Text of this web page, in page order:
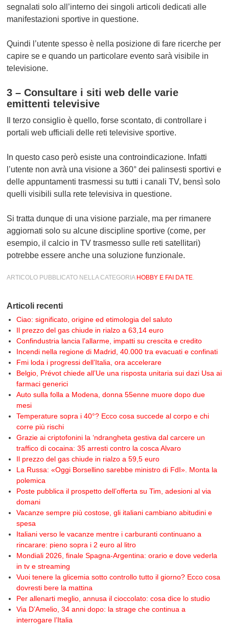
segnalati solo all’interno dei singoli articoli dedicati alle
manifestazioni sportive in questione.
Quindi l’utente spesso è nella posizione di fare ricerche per
capire se e quando un particolare evento sarà visibile in
televisione.
3 – Consultare i siti web delle varie
emittenti televisive
Il terzo consiglio è quello, forse scontato, di controllare i
portali web ufficiali delle reti televisive sportive.
In questo caso però esiste una controindicazione. Infatti
l’utente non avrà una visione a 360° dei palinsesti sportivi e
delle appuntamenti trasmessi su tutti i canali TV, bensì solo
quelli visibili sulla rete televisiva in questione.
Si tratta dunque di una visione parziale, ma per rimanere
aggiornati solo su alcune discipline sportive (come, per
esempio, il calcio in TV trasmesso sulle reti satellitari)
potrebbe essere anche una soluzione funzionale.
ARTICOLO PUBBLICATO NELLA CATEGORIA HOBBY E FAI DA TE.
Articoli recenti
Ciao: significato, origine ed etimologia del saluto
Il prezzo del gas chiude in rialzo a 63,14 euro
Confindustria lancia l’allarme, impatti su crescita e credito
Incendi nella regione di Madrid, 40.000 tra evacuati e confinati
Fmi loda i progressi dell’Italia, ora accelerare
Belgio, Prévot chiede all’Ue una risposta unitaria sui dazi Usa ai
farmaci generici
Auto sulla folla a Modena, donna 55enne muore dopo due
mesi
Temperature sopra i 40°? Ecco cosa succede al corpo e chi
corre più rischi
Grazie ai criptofonini la ‘ndrangheta gestiva dal carcere un
traffico di cocaina: 35 arresti contro la cosca Alvaro
Il prezzo del gas chiude in rialzo a 59,5 euro
La Russa: «Oggi Borsellino sarebbe ministro di FdI». Monta la
polemica
Poste pubblica il prospetto dell’offerta su Tim, adesioni al via
domani
Vacanze sempre più costose, gli italiani cambiano abitudini e
spesa
Italiani verso le vacanze mentre i carburanti continuano a
rincarare: pieno sopra i 2 euro al litro
Mondiali 2026, finale Spagna-Argentina: orario e dove vederla
in tv e streaming
Vuoi tenere la glicemia sotto controllo tutto il giorno? Ecco cosa
dovresti bere la mattina
Per allenarti meglio, annusa il cioccolato: cosa dice lo studio
Via D’Amelio, 34 anni dopo: la strage che continua a
interrogare l’Italia